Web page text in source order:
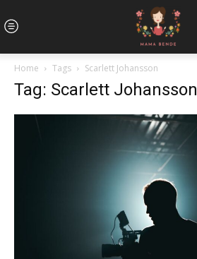
Home Tags Scarlett Johansson
Tag: Scarlett Johansson